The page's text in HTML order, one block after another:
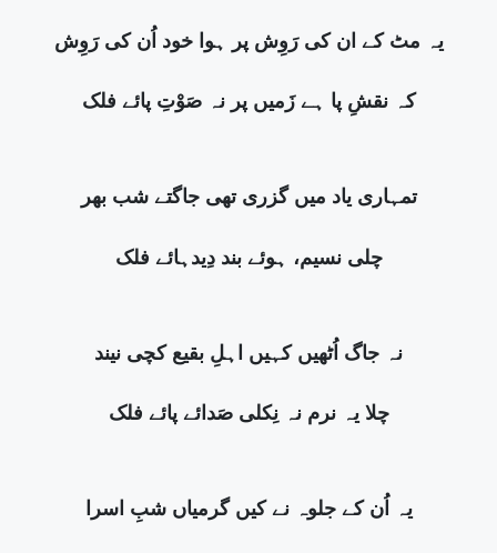
یہ مٹ کے ان کی رَوِش پر ہوا خود اُن کی رَوِش
کہ نقشِ پا ہے زَمیں پر نہ صَوْتِ پائے فلک
تمہاری یاد میں گزری تھی جاگتے شب بھر
چلی نسیم، ہوئے بند دِیدہائے فلک
نہ جاگ اُٹھیں کہیں اہلِ بقیع کچی نیند
چلا یہ نرم نہ نِکلی صَدائے پائے فلک
یہ اُن کے جلوہ نے کیں گرمیاں شبِ اسرا